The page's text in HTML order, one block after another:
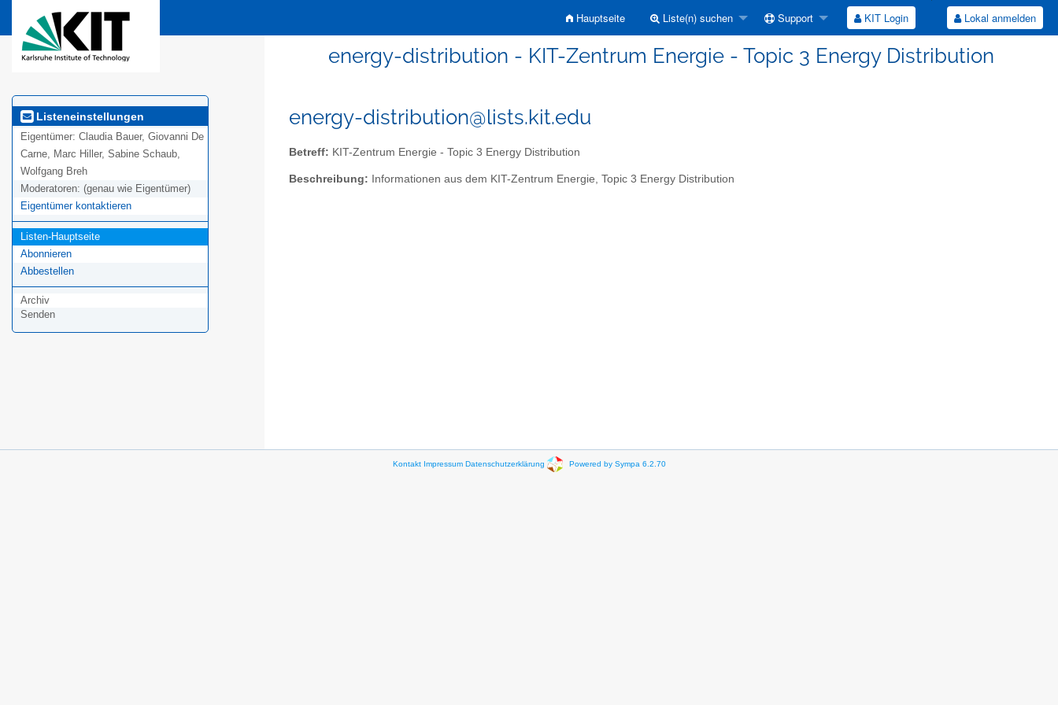
Hauptseite Liste(n) suchen Support KIT Login Lokal anmelden
energy-distribution - KIT-Zentrum Energie - Topic 3 Energy Distribution
Listeneinstellungen
Eigentümer: Claudia Bauer, Giovanni De
Carne, Marc Hiller, Sabine Schaub,
Wolfgang Breh
Moderatoren: (genau wie Eigentümer)
Eigentümer kontaktieren
Listen-Hauptseite
Abonnieren
Abbestellen
Archiv
Senden
energy-distribution@lists.kit.edu
Betreff: KIT-Zentrum Energie - Topic 3 Energy Distribution
Beschreibung: Informationen aus dem KIT-Zentrum Energie, Topic 3 Energy Distribution
Kontakt Impressum Datenschutzerklärung Powered by Sympa 6.2.70